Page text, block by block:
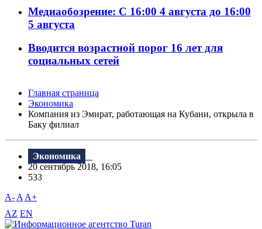
Медиаобозрение: С 16:00 4 августа до 16:00
5 августа
Вводится возрастной порог 16 лет для
социальных сетей
Главная страница
Экономика
Компания из Эмират, работающая на Кубани, открыла в
Баку филиал
Экономика
20 сентябрь 2018, 16:05
533
A- A A+
AZ EN